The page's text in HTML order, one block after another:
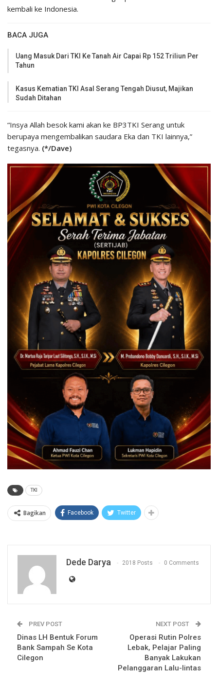
kembali ke Indonesia.
BACA JUGA
Uang Masuk Dari TKI Ke Tanah Air Capai Rp 152 Triliun Per
Tahun
Kasus Kematian TKI Asal Serang Tengah Diusut, Majikan
Sudah Ditahan
“Insya Allah besok kami akan ke BP3TKI Serang untuk
berupaya mengembalikan saudara Eka dan TKI lainnya,”
tegasnya. (*/Dave)
TKI
Bagikan Facebook Twitter
Dede Darya 2018 Posts 0 Comments
PREV POST
Dinas LH Bentuk Forum
Bank Sampah Se Kota
Cilegon
NEXT POST
Operasi Rutin Polres
Lebak, Pelajar Paling
Banyak Lakukan
Pelanggaran Lalu-lintas